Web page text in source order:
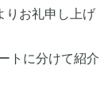
りお礼申し上げ
トに分けて紹介